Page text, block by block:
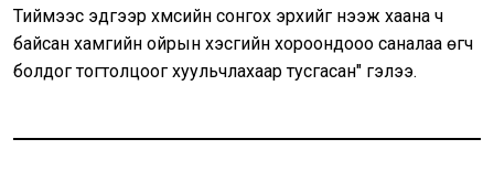
Тиймээс эдгээр хүмүүсийн сонгох эрхийг нээж хаана ч
байсан хамгийн ойрын хэсгийн хороондооо саналаа өгч
болдог тогтолцоог хуульчлахаар тусгасан" гэлээ.